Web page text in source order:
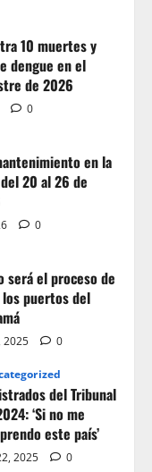
10 muertes y
dengue en el
de 2026
0
en la
20 al 26 de
0
será el proceso de
puertos del
2025 0
del Tribunal
‘Si no me
este país’
2025 0